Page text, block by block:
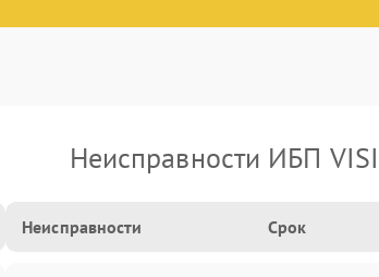
Неисправности ИБП
Неисправности Срок